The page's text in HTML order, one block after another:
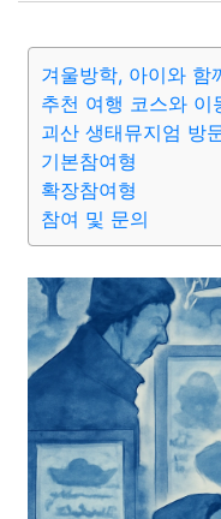
결혼 육아 반려동물
요리 상품리뷰 원예
대출 자동차
종교 사회 정치
부동산 외국어 교육
겨울방학, 아이와 함
추천 여행 코스와 이
괴산 생태뮤지엄 방
기본참여형
확장참여형
참여 및 문의